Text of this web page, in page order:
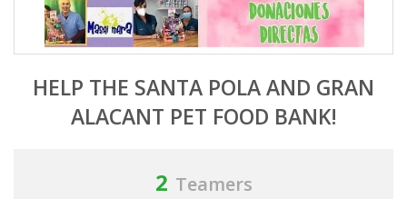
HELP THE SANTA POLA AND GRAN
ALACANT PET FOOD BANK!
2 Teamers